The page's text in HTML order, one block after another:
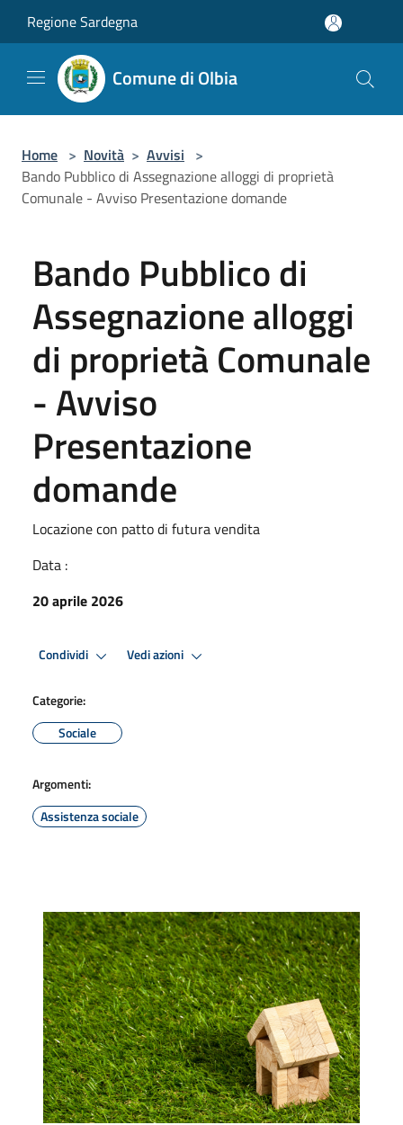
Regione Sardegna
Comune di Olbia
Home > Novità > Avvisi >
Bando Pubblico di Assegnazione alloggi di proprietà
Comunale - Avviso Presentazione domande
Bando Pubblico di
Assegnazione alloggi
di proprietà Comunale
- Avviso
Presentazione
domande
Locazione con patto di futura vendita
Data :
20 aprile 2026
Condividi Vedi azioni
Categorie:
Sociale
Argomenti:
Assistenza sociale